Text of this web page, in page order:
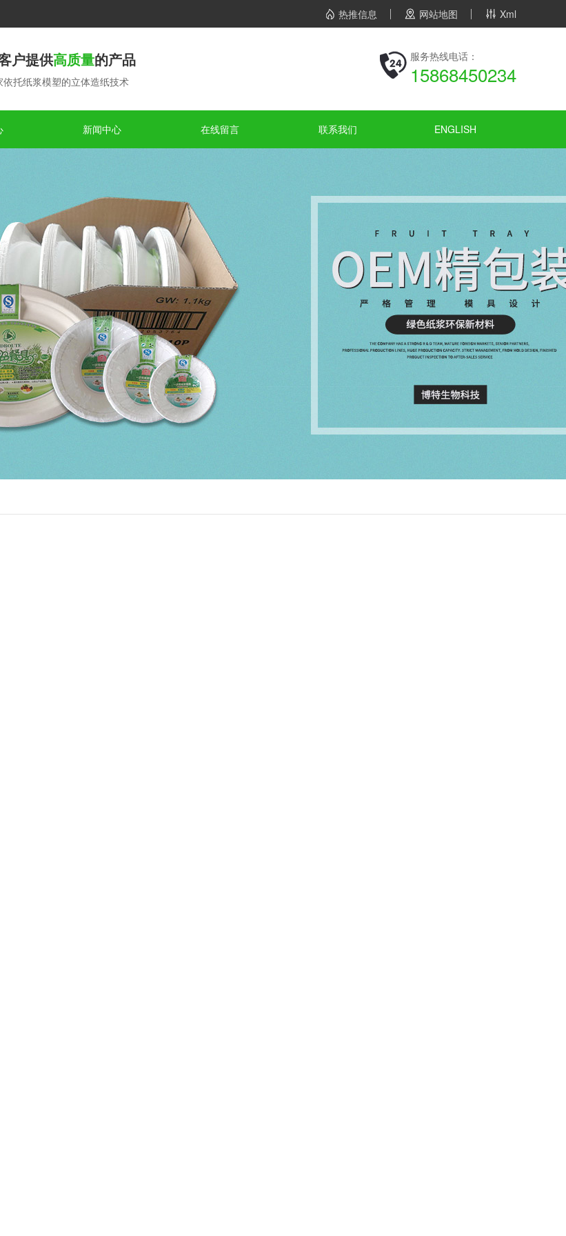
Xml
网站地图
热推信息
户提供高质量的产品
依托纸浆模塑的立体造纸技术
服务热线电话：
15868450234
新闻中心 在线留言 联系我们 ENGLISH